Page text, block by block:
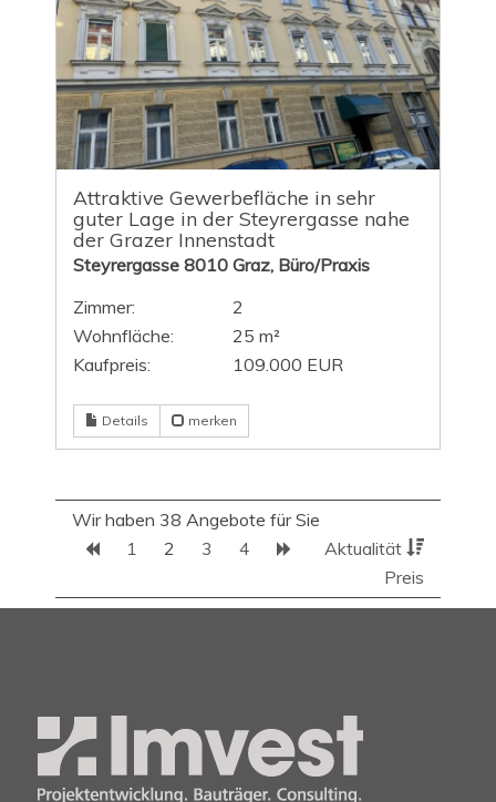
Attraktive Gewerbefläche in sehr
guter Lage in der Steyrergasse nahe
der Grazer Innenstadt
Steyrergasse 8010 Graz, Büro/Praxis
Zimmer:
2
Wohnfläche:
25 m²
Kaufpreis:
109.000 EUR
Details merken
Wir haben 38 Angebote für Sie
1
2 3 4
Aktualität
Preis